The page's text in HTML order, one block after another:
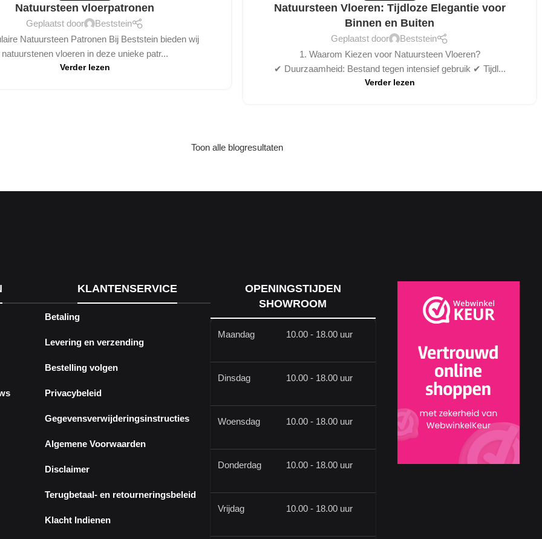
Natuursteen vloerpatronen
Geplaatst door
Beststein
Natuursteen Patronen Bij Beststein bieden wij
natuurstenen vloeren in deze unieke patr...
Verder lezen
Natuursteen Vloeren: Tijdloze Elegantie voor
Binnen en Buiten
Geplaatst door
Beststein
1. Waarom Kiezen voor Natuursteen Vloeren?
✔ Duurzaamheid: Bestand tegen intensief gebruik ✔ Tijdl...
Verder lezen
Toon alle blogresultaten
KLANTENSERVICE
Betaling
Levering en verzending
Bestelling volgen
Privacybeleid
Gegevensverwijderingsinstructies
Algemene Voorwaarden
Disclaimer
Terugbetaal- en retourneringsbeleid
Klacht Indienen
OPENINGSTIJDEN
SHOWROOM
Maandag 10.00 - 18.00 uur
Dinsdag 10.00 - 18.00 uur
Woensdag 10.00 - 18.00 uur
Donderdag 10.00 - 18.00 uur
Vrijdag 10.00 - 18.00 uur